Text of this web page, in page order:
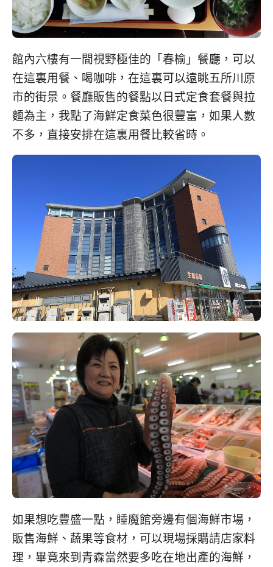
館內六樓有一間視野極佳的「春榆」餐廳，可以
在這裏用餐、喝咖啡，在這裏可以遠眺五所川原
市的街景。餐廳販售的餐點以日式定食套餐與拉
麵為主，我點了海鮮定食菜色很豐富，如果人數
不多，直接安排在這裏用餐比較省時。
如果想吃豐盛一點，睡魔館旁邊有個海鮮市場，
販售海鮮、蔬果等食材，可以現場採購請店家料
理，畢竟來到青森當然要多吃在地出產的海鮮，